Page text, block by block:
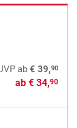
ab € 39,90
ab € 34,90